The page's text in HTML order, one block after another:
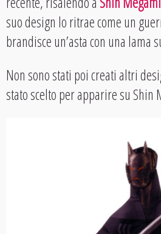
suo design lo ritrae come un
brandisce un’asta con una lama
Non sono stati poi creati altri
stato scelto per apparire su Shin